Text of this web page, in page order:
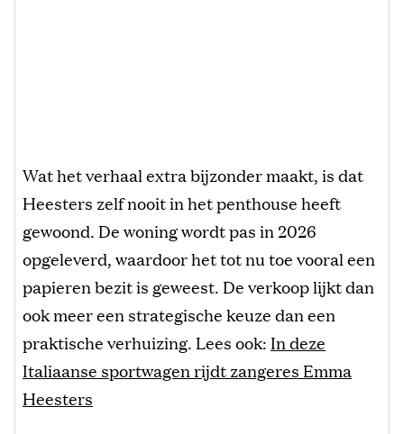
Wat het verhaal extra bijzonder maakt, is dat
Heesters zelf nooit in het penthouse heeft
gewoond. De woning wordt pas in 2026
opgeleverd, waardoor het tot nu toe vooral een
papieren bezit is geweest. De verkoop lijkt dan
ook meer een strategische keuze dan een
praktische verhuizing. Lees ook: In deze
Italiaanse sportwagen rijdt zangeres Emma
Heesters